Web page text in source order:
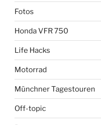
Fotos
Honda VFR 750
Life Hacks
Motorrad
Münchner Tagestouren
Off-topic